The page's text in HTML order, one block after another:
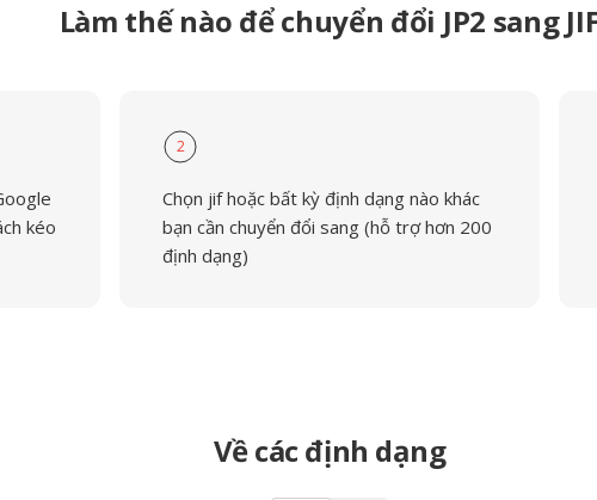
Làm thế nào để chuyển đổi JP2 sang
kéo
2
Chọn jif hoặc bất kỳ định dạng nào khác
bạn cần chuyển đổi sang (hỗ trợ hơn 200
định dạng)
Về các định dạng